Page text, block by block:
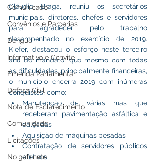
Comunicado
Convênios e Parcerias
Dengue
Informativo e Convite
Emenda Parlamentar
Defesa Civil
Nota de Esclarecimento
Comunidade
Licitações
No gabinete
Cláudio Braga, reuniu os secretários
municipais, diretores, chefes e servidores
para agradecer pelo trabalho
desempenhado no exercício de 2019.
Kiefer, destacou o esforço neste terceiro
ano de mandato, que mesmo com todas
as dificuldades, principalmente financeiras,
o município encerra 2019 com inúmeras
conquistas, como:
Manutenção de várias ruas que
receberam pavimentação asfáltica e
calçadas
Aquisição de máquinas pesadas
Contratação de servidores públicos
efetivos